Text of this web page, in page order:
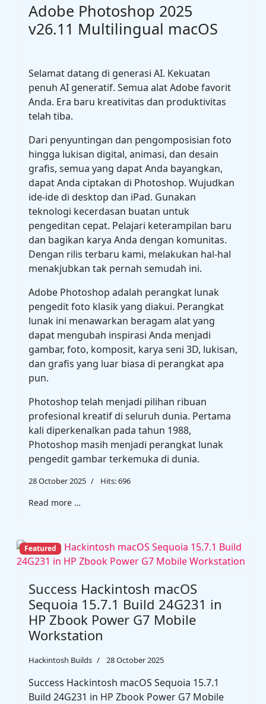
Adobe Photoshop 2025
v26.11 Multilingual macOS
Selamat datang di generasi AI. Kekuatan
penuh AI generatif. Semua alat Adobe favorit
Anda. Era baru kreativitas dan produktivitas
telah tiba.
Dari penyuntingan dan pengomposisian foto
hingga lukisan digital, animasi, dan desain
grafis, semua yang dapat Anda bayangkan,
dapat Anda ciptakan di Photoshop. Wujudkan
ide-ide di desktop dan iPad. Gunakan
teknologi kecerdasan buatan untuk
pengeditan cepat. Pelajari keterampilan baru
dan bagikan karya Anda dengan komunitas.
Dengan rilis terbaru kami, melakukan hal-hal
menakjubkan tak pernah semudah ini.
Adobe Photoshop adalah perangkat lunak
pengedit foto klasik yang diakui. Perangkat
lunak ini menawarkan beragam alat yang
dapat mengubah inspirasi Anda menjadi
gambar, foto, komposit, karya seni 3D, lukisan,
dan grafis yang luar biasa di perangkat apa
pun.
Photoshop telah menjadi pilihan ribuan
profesional kreatif di seluruh dunia. Pertama
kali diperkenalkan pada tahun 1988,
Photoshop masih menjadi perangkat lunak
pengedit gambar terkemuka di dunia.
28 October 2025 Hits: 696
Read more …
Featured
Success Hackintosh macOS
Sequoia 15.7.1 Build 24G231 in
HP Zbook Power G7 Mobile
Workstation
Hackintosh Builds 28 October 2025
Success Hackintosh macOS Sequoia 15.7.1
Build 24G231 in HP Zbook Power G7 Mobile